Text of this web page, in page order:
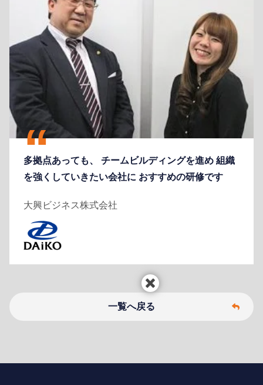
多拠点あっても、 チームビルディングを進め 組織
を強くしていきたい会社に おすすめの研修です
大興ビジネス株式会社
一覧へ戻る